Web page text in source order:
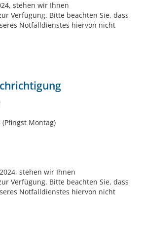
stehen wir Ihnen
Verfügung. Bitte beachten Sie, dass
Notfalldienstes hiervon nicht
Montag)
stehen wir Ihnen
Verfügung. Bitte beachten Sie, dass
Notfalldienstes hiervon nicht